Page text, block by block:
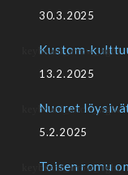
30.3.2025
Kustom-
13.2.2025
Nuoret
5.2.2025
Toisen romu